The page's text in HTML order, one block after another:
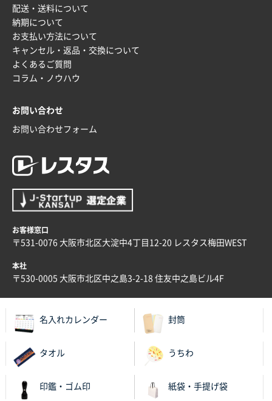
配送・送料について
納期について
お支払い方法について
キャンセル・返品・交換について
よくあるご質問
コラム・ノウハウ
お問い合わせ
お問い合わせフォーム
お客様窓口
〒531-0076 大阪市北区大淀中4丁目12-20 レスタス梅田WEST
本社
〒530-0005 大阪市北区中之島3-2-18 住友中之島ビル4F
名入れカレンダー 封筒
タオル うちわ
印鑑・ゴム印 紙袋・手提げ袋